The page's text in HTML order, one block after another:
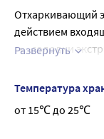
Отхаркивающий
действием
солодки
свойствами,
реснитчатого
Развернуть
Температура
от 15℃ до 25℃